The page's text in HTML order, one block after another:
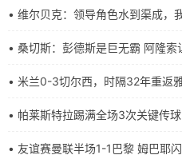
• 维尔贝克：领导角色水到渠成，
• 桑切斯：彭德斯是巨无霸 阿隆索
• 米兰0-3切尔西，时隔32年重返
• 帕莱斯特拉踢满全场3次关键传
• 友谊赛曼联半场1-1巴黎 姆巴耶